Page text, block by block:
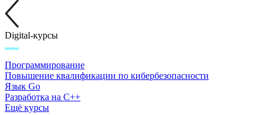
Digital-курсы
Программирование
Повышение квалификации по кибербезопасности
Язык Go
Разработка на C++
Ещё курсы